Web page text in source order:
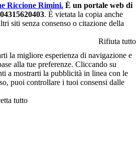
Riccione Rimini. È un portale web di
. È vietata la copia anche
siti senza consenso o citazione della
Rifiuta tutto
la migliore esperienza di navigazione e
alla tue preferenze. Cliccando su
a mostrarti la pubblicità in linea con le
puoi controllare i tuoi consensi dalle
tutto